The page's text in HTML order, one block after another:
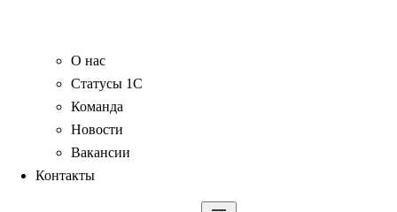
О нас
Статусы 1С
Команда
Новости
Вакансии
Контакты